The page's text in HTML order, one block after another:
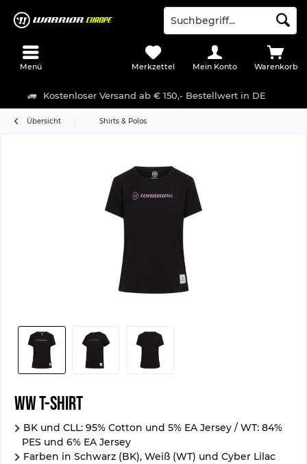
Kostenloser Versand ab € 150,- Bestellwert in DE
Menü Warenkorb
Merkzettel Mein Konto
Übersicht Shirts & Polos
WW T-Shirt
BK und CLL: 95% Cotton und 5% EA Jersey / WT: 84%
PES und 6% EA Jersey
Farben in Schwarz (BK), Weiß (WT) und Cyber Lilac